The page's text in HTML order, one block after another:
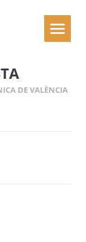
DE VALÈNCIA